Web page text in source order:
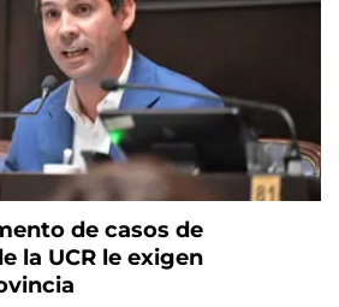
de casos de
la UCR le exigen